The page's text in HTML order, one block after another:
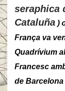
seraphica
Cataluña )
França va
Quadrívium
Francesc
de Barcelona